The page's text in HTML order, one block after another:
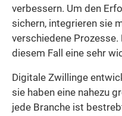
verbessern. Um den
sichern, integrieren sie
verschiedene
diesem Fall eine sehr
Digitale Zwillinge
sie haben eine nahezu
jede Branche ist